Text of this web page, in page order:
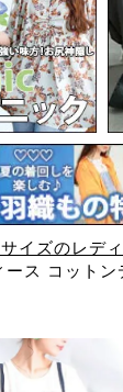
イズのレデ
ース コット